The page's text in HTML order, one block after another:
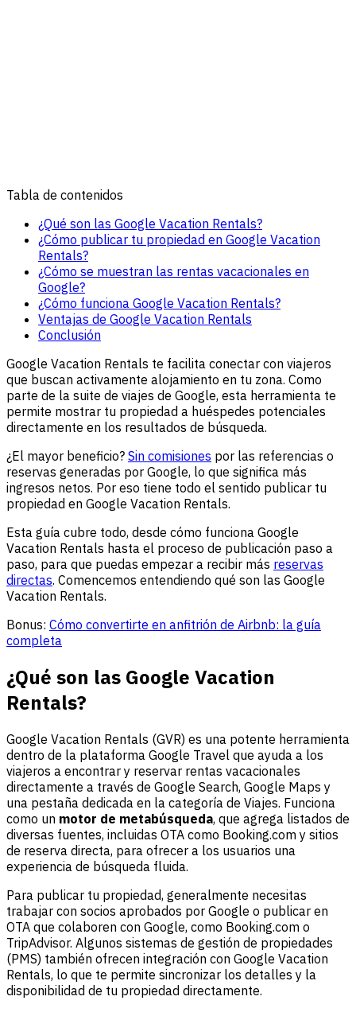
Tabla de contenidos
¿Qué son las Google Vacation Rentals?
¿Cómo publicar tu propiedad en Google Vacation
Rentals?
¿Cómo se muestran las rentas vacacionales en
Google?
¿Cómo funciona Google Vacation Rentals?
Ventajas de Google Vacation Rentals
Conclusión
Google Vacation Rentals te facilita conectar con viajeros
que buscan activamente alojamiento en tu zona. Como
parte de la suite de viajes de Google, esta herramienta te
permite mostrar tu propiedad a huéspedes potenciales
directamente en los resultados de búsqueda.
¿El mayor beneficio? Sin comisiones por las referencias o
reservas generadas por Google, lo que significa más
ingresos netos. Por eso tiene todo el sentido publicar tu
propiedad en Google Vacation Rentals.
Esta guía cubre todo, desde cómo funciona Google
Vacation Rentals hasta el proceso de publicación paso a
paso, para que puedas empezar a recibir más reservas
directas. Comencemos entendiendo qué son las Google
Vacation Rentals.
Bonus: Cómo convertirte en anfitrión de Airbnb: la guía
completa
¿Qué son las Google Vacation
Rentals?
Google Vacation Rentals (GVR) es una potente herramienta
dentro de la plataforma Google Travel que ayuda a los
viajeros a encontrar y reservar rentas vacacionales
directamente a través de Google Search, Google Maps y
una pestaña dedicada en la categoría de Viajes. Funciona
como un motor de metabúsqueda, que agrega listados de
diversas fuentes, incluidas OTA como Booking.com y sitios
de reserva directa, para ofrecer a los usuarios una
experiencia de búsqueda fluida.
Para publicar tu propiedad, generalmente necesitas
trabajar con socios aprobados por Google o publicar en
OTA que colaboren con Google, como Booking.com o
TripAdvisor. Algunos sistemas de gestión de propiedades
(PMS) también ofrecen integración con Google Vacation
Rentals, lo que te permite sincronizar los detalles y la
disponibilidad de tu propiedad directamente.